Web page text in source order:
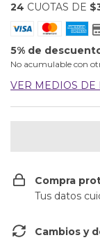
24 CUOTAS DE
5% de
No acumulable con
VER MEDIOS DE
Compra
Tus datos
Cambios y